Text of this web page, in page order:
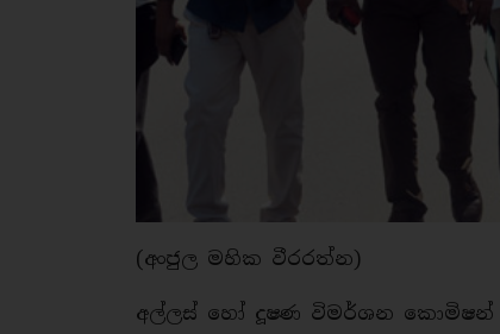
(අංජුල මහික වීරරත්න)
අල්ලස් හෝ දූෂණ විමර්ශන කොමිෂන්